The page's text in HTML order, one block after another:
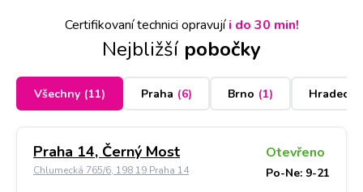
Certifikovaní technici opravujíi do 30 min!
Nejbližší pobočky
Všechny (11) Praha (6) Brno (1) Hradec
Praha 14, Černý Most
Chlumecká 765/6, 198 19 Praha 14
Otevřeno
Po-Ne: 9-21